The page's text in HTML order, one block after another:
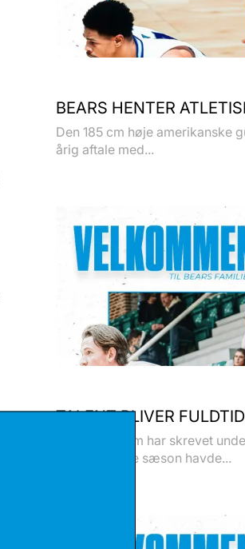
BEARS HENTER
Den 185 cm høje amerikanske
årig aftale med...
TALENT BLIVER
Anton Katholm har skrevet
sæson. Sidste sæson havde...